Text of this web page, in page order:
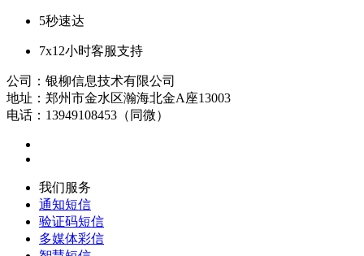
5秒速达
7x12小时客服支持
公司：银柳信息技术有限公司
地址：郑州市金水区瀚海北金A座13003
电话：13949108453（同微）
我们服务
通知短信
验证码短信
多媒体彩信